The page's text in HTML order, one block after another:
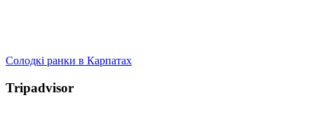
Солодкі ранки в Карпатах
Tripadvisor